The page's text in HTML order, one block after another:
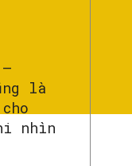
là
nhìn